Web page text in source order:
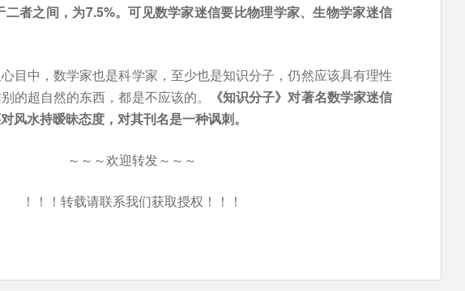
二者之间，为7.5%。可见数学家迷信要比物理学家、生物学家迷信
目中，数学家也是科学家，至少也是知识分子，仍然应该具有理性
的超自然的东西，都是不应该的。
《知识分子》对著名数学家迷信
风水持暧昧态度，对其刊名是一种讽刺。
～～～欢迎转发～～～
！！！转载请联系我们获取授权！！！